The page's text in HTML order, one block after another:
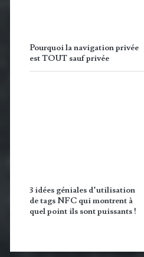
Pourquoi la navigation privée
est TOUT sauf privée
3 idées géniales d’utilisation
de tags NFC qui montrent à
quel point ils sont puissants !